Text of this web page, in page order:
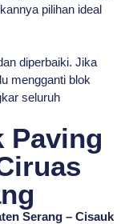
pilihan ideal
diperbaiki. Jika
mengganti blok
seluruh
Paving
Serang – Cisauk